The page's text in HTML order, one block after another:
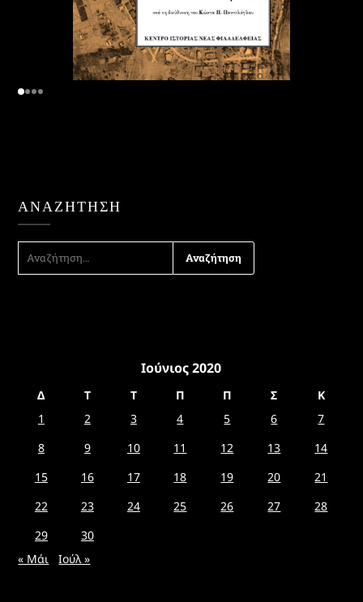
ΑΝΑΖΉΤΗΣΗ
ΑΝΑΖΉΤΗΣΗ
Ιούνιος 2020
Δ Τ Τ Π Π Σ
Κ
1
2 3 4 5 6
7
8
9 10 11 12 13
14
15
16 17 18 19 20
21
22
23 24 25 26 27
28
29
30
« Μάι
Ιούλ »